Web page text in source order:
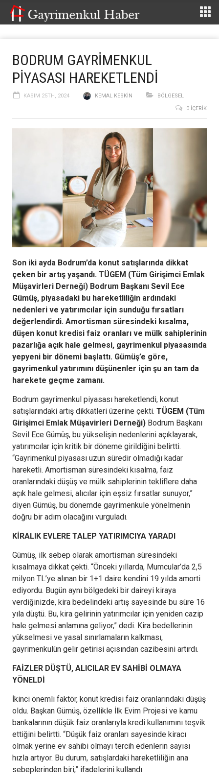
BODRUM GAYRİMENKUL
PİYASASI HAREKETLENDİ
KASIM 25TH, 2024 KEMAL KESKIN
BÖLGESEL
0 İÇERIK
Son iki ayda Bodrum’da konut satışlarında dikkat
çeken bir artış yaşandı. TÜGEM (Tüm Girişimci Emlak
Müşavirleri Derneği) Bodrum Başkanı Sevil Ece
Gümüş, piyasadaki bu hareketliliğin ardındaki
nedenleri ve yatırımcılar için sunduğu fırsatları
değerlendirdi. Amortisman süresindeki kısalma,
düşen konut kredisi faiz oranları ve mülk sahiplerinin
pazarlığa açık hale gelmesi, gayrimenkul piyasasında
yepyeni bir dönemi başlattı. Gümüş’e göre,
gayrimenkul yatırımını düşünenler için şu an tam da
harekete geçme zamanı.
Bodrum gayrimenkul piyasası hareketlendi, konut
satışlarındaki artış dikkatleri üzerine çekti. TÜGEM (Tüm
Girişimci Emlak Müşavirleri Derneği) Bodrum Başkanı
Sevil Ece Gümüş, bu yükselişin nedenlerini açıklayarak,
yatırımcılar için kritik bir döneme girildiğini belirtti.
“Gayrimenkul piyasası uzun süredir olmadığı kadar
hareketli. Amortisman süresindeki kısalma, faiz
oranlarındaki düşüş ve mülk sahiplerinin tekliflere daha
açık hale gelmesi, alıcılar için eşsiz fırsatlar sunuyor,”
diyen Gümüş, bu dönemde gayrimenkule yönelmenin
doğru bir adım olacağını vurguladı.
KİRALIK EVLERE TALEP YATIRIMCIYA YARADI
Gümüş, ilk sebep olarak amortisman süresindeki
kısalmaya dikkat çekti. “Önceki yıllarda, Mumcular’da 2,5
milyon TL’ye alınan bir 1+1 daire kendini 19 yılda amorti
ediyordu. Bugün aynı bölgedeki bir daireyi kiraya
verdiğinizde, kira bedelindeki artış sayesinde bu süre 16
yıla düştü. Bu, kira gelirinin yatırımcılar için yeniden cazip
hale gelmesi anlamına geliyor,” dedi. Kira bedellerinin
yükselmesi ve yasal sınırlamaların kalkması,
gayrimenkulün gelir getirisi açısından cazibesini artırdı.
FAİZLER DÜŞTÜ, ALICILAR EV SAHİBİ OLMAYA
YÖNELDİ
İkinci önemli faktör, konut kredisi faiz oranlarındaki düşüş
oldu. Başkan Gümüş, özellikle İlk Evim Projesi ve kamu
bankalarının düşük faiz oranlarıyla kredi kullanımını teşvik
ettiğini belirtti. “Düşük faiz oranları sayesinde kiracı
olmak yerine ev sahibi olmayı tercih edenlerin sayısı
hızla artıyor. Bu durum, satışlardaki hareketliliğin ana
sebeplerinden biri,” ifadelerini kullandı.